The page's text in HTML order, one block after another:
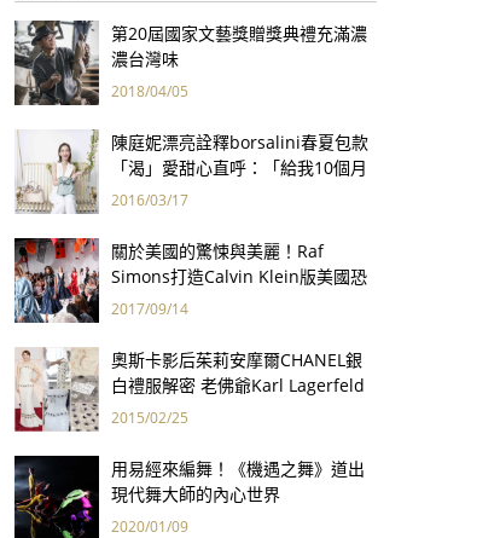
第20屆國家文藝獎贈獎典禮充滿濃
濃台灣味
2018/04/05
陳庭妮漂亮詮釋borsalini春夏包款
「渴」愛甜心直呼：「給我10個月
老！」
2016/03/17
關於美國的驚悚與美麗！Raf
Simons打造Calvin Klein版美國恐
怖故事
2017/09/14
奧斯卡影后茱莉安摩爾CHANEL銀
白禮服解密 老佛爺Karl Lagerfeld
巧手打造
2015/02/25
用易經來編舞！《機遇之舞》道出
現代舞大師的內心世界
2020/01/09